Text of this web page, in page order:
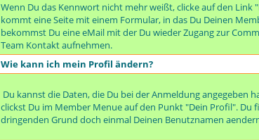
Wenn Du das Kennwort nicht mehr weißt, clicke auf den
kommt eine Seite mit einem Formular, in das Du Deinen
bekommst Du eine eMail mit der Du wieder Zugang zur
Team Kontakt aufnehmen.
Wie kann ich mein Profil ändern?
Du kannst die Daten, die Du bei der Anmeldung angegeben
clickst Du im Member Menue auf den Punkt "Dein Profil". Du
dringenden Grund doch einmal Deinen Benutznamen